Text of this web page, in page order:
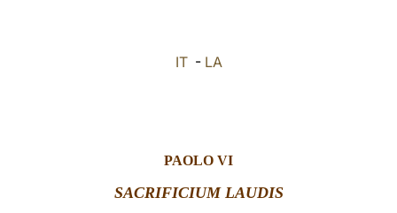
IT- LA
PAOLO VI
SACRIFICIUM LAUDIS